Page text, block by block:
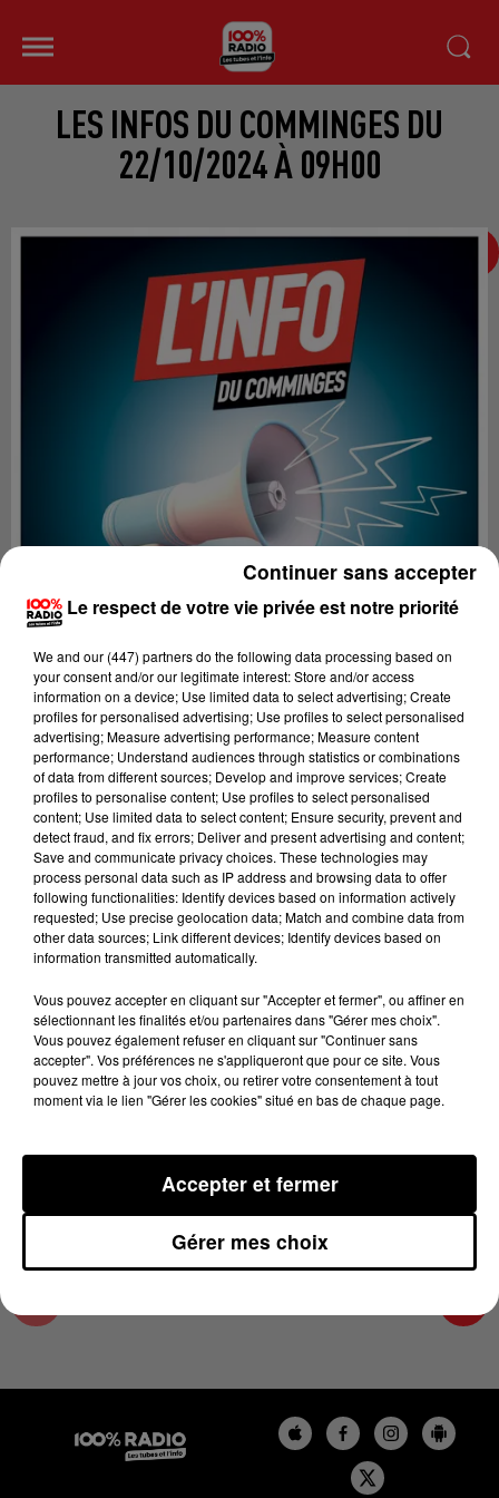
LES INFOS DU COMMINGES DU
22/10/2024 À 09H00
Lecture (4 min 19 sec)
100%
100% Radio les infos du Comminges
22 octobre 2024 - 4 min 19 sec
LES INFOS DU COMMINGES DU 22/10/2024 À
09H00
Podcast infos du Comminges
Le respect de votre vie privée est notre priorité
We and our (447) partnersdo the following data processing based on
your consent and/or our legitimate interest: Store and/or access
information on a device; Use limited data to select advertising; Create
profiles for personalised advertising; Use profiles to select personalised
advertising; Measure advertising performance; Measure content
performance; Understand audiences through statistics or combinations
of data from different sources; Develop and improve services; Create
profiles to personalise content; Use profiles to select personalised
content; Use limited data to select content; Ensure security, prevent and
detect fraud, and fix errors; Deliver and present advertising and content;
Save and communicate privacy choices. These technologies may
process personal data such as IP address and browsing data to offer
following functionalities: Identify devices based on information actively
requested; Use precise geolocation data; Match and combine data from
other data sources; Link different devices; Identify devices based on
information transmitted automatically.
Vous pouvez accepter en cliquant sur "Accepter et fermer", ou affiner en
sélectionnant les finalités et/ou partenaires dans "Gérer mes choix".
Vous pouvez également refuser en cliquant sur "Continuer sans
accepter". Vos préférences ne s'appliqueront que pour ce site. Vous
pouvez mettre à jour vos choix, ou retirer votre consentement à tout
moment via le lien "Gérer les cookies" situé en bas de chaque page.
Gérer mes choix
Accepter et fermer
Continuer sans accepter